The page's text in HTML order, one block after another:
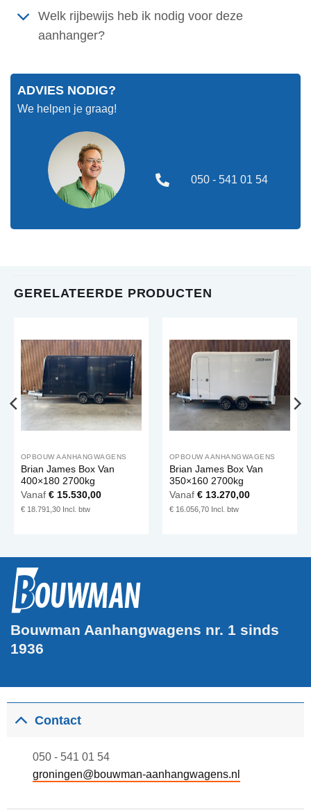
Welk rijbewijs heb ik nodig voor deze
aanhanger?
ADVIES NODIG?
We helpen je graag!
050 - 541 01 54
GERELATEERDE PRODUCTEN
OPBOUW AANHANGWAGENS
Brian James Box Van
400×180 2700kg
Vanaf €15.530,00
€18.791,30
OPBOUW AANHANGWAGENS
Brian James Box Van
350×160 2700kg
Vanaf €13.270,00
€16.056,70
Bouwman Aanhangwagens nr. 1 sinds
1936
Contact
050 - 541 01 54
groningen@bouwman-aanhangwagens.nl